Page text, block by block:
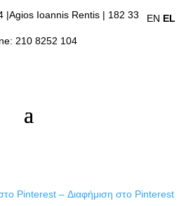
|Agios Ioannis Rentis | 182 33
210 8252 104
EN EL